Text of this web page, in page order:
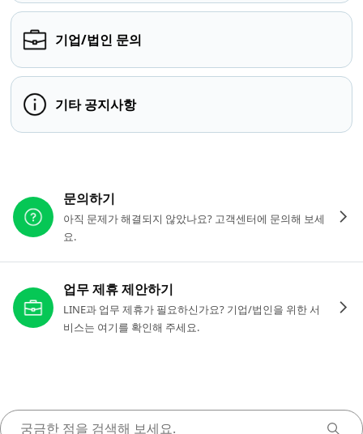
기업/법인 문의
기타 공지사항
문의하기
아직 문제가 해결되지 않았나요? 고객센터에 문의해 보세
요.
업무 제휴 제안하기
LINE과 업무 제휴가 필요하신가요? 기업/법인을 위한 서
비스는 여기를 확인해 주세요.